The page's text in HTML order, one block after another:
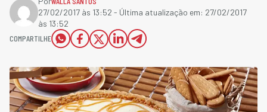
27/02/2017 às 13:52 - Última atualização em: 27/02/2017
às 13:52
COMPARTILHE